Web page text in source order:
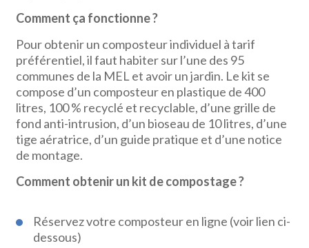
Comment ça fonctionne ?
Pour obtenir un composteur individuel à tarif
préférentiel, il faut habiter sur l’une des 95
communes de la MEL et avoir un jardin. Le kit se
compose d’un composteur en plastique de 400
litres, 100 % recyclé et recyclable, d’une grille de
fond anti-intrusion, d’un bioseau de 10 litres, d’une
tige aératrice, d’un guide pratique et d’une notice
de montage.
Comment obtenir un kit de compostage ?
Réservez votre composteur en ligne (voir lien ci-
dessous)